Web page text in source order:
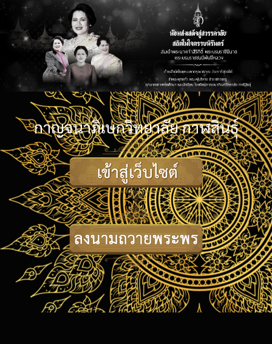
กาญจนาภิเษกวิทยาลัย กาฬสินธุ์